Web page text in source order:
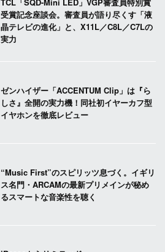
受賞記念座談会。審査員が語り尽くす「液
晶テレビの進化」と、X11L／C8L／C7Lの
実力
ゼンハイザー「ACCENTUM Clip」は『ら
しさ』全開の実力機！同社初イヤーカフ型
イヤホンを徹底レビュー
“Music First”のスピリッツ息づく。イギリ
ス名門・ARCAMの最新プリメインが秘め
るスマートな音楽性を聴く